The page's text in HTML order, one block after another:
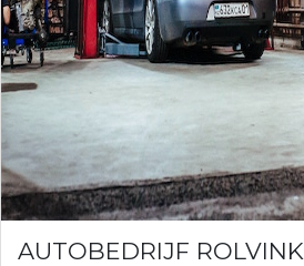
AUTOBEDRIJF